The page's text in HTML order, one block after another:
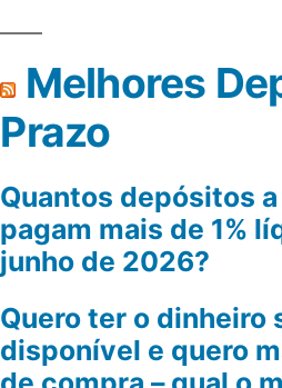
Melhores
Prazo
Quantos depósitos
pagam mais de 1%
junho de 2026?
Quero ter o dinheiro
disponível e quero